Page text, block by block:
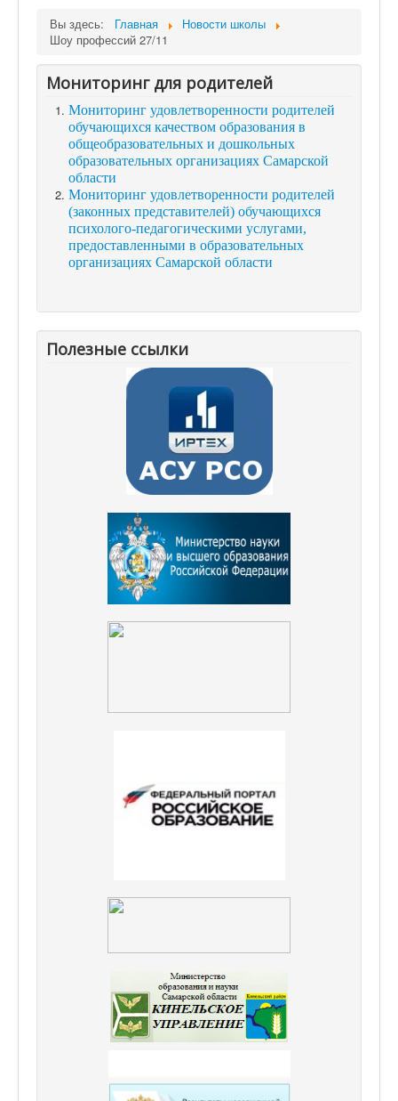
Вы здесь: Главная
Новости школы
Шоу профессий 27/11
Мониторинг для родителей
Мониторинг удовлетворенности родителей
обучающихся качеством образования в
общеобразовательных и дошкольных
образовательных организациях Самарской
области
Мониторинг удовлетворенности родителей
(законных представителей) обучающихся
психолого-педагогическими услугами,
предоставленными в образовательных
организациях Самарской области
Полезные ссылки